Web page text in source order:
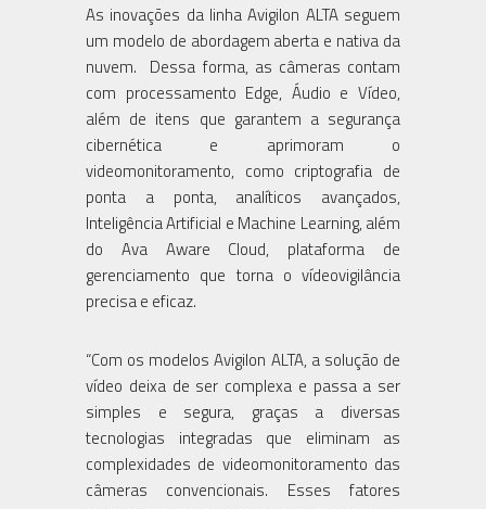
As inovações da linha Avigilon ALTA seguem
um modelo de abordagem aberta e nativa da
nuvem. Dessa forma, as câmeras contam
com processamento Edge, Áudio e Vídeo,
além de itens que garantem a segurança
cibernética e aprimoram o
videomonitoramento, como criptografia de
ponta a ponta, analíticos avançados,
Inteligência Artificial e Machine Learning, além
do Ava Aware Cloud, plataforma de
gerenciamento que torna o vídeovigilância
precisa e eficaz.
“Com os modelos Avigilon ALTA, a solução de
vídeo deixa de ser complexa e passa a ser
simples e segura, graças a diversas
tecnologias integradas que eliminam as
complexidades de videomonitoramento das
câmeras convencionais. Esses fatores